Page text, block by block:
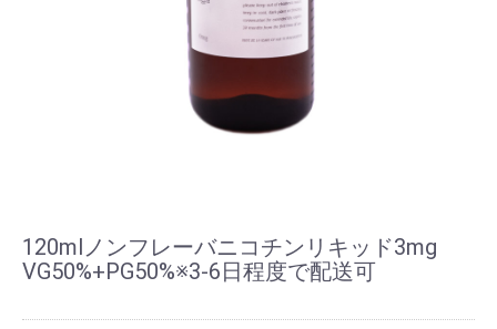
120mlノンフレーバニコチンリキッド3mg
VG50%+PG50%※3-6日程度で配送可